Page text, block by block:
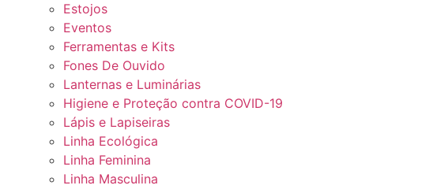
Estojos
Eventos
Ferramentas e Kits
Fones De Ouvido
Lanternas e Luminárias
Higiene e Proteção contra COVID-19
Lápis e Lapiseiras
Linha Ecológica
Linha Feminina
Linha Masculina